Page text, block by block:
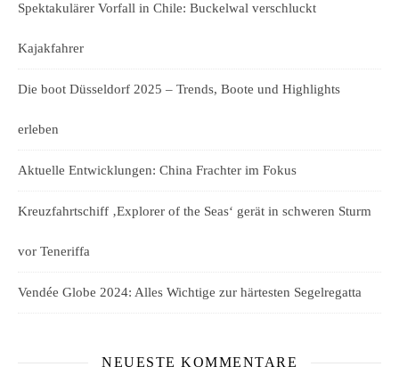
Spektakulärer Vorfall in Chile: Buckelwal verschluckt
Kajakfahrer
Die boot Düsseldorf 2025 – Trends, Boote und Highlights
erleben
Aktuelle Entwicklungen: China Frachter im Fokus
Kreuzfahrtschiff ‚Explorer of the Seas‘ gerät in schweren Sturm
vor Teneriffa
Vendée Globe 2024: Alles Wichtige zur härtesten Segelregatta
NEUESTE KOMMENTARE